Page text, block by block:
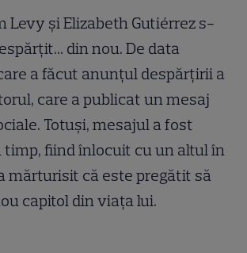
Levy și Elizabeth Gutiérrez s-
din nou. De data
a făcut anunțul despărțirii a
care a publicat un mesaj
Totuși, mesajul a fost
timp, fiind înlocuit cu un altul în
mărturisit că este pregătit să
capitol din viața lui.